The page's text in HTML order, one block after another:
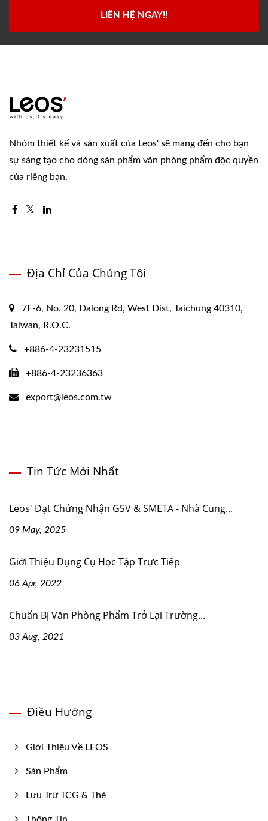
LIÊN HỆ NGAY!!
Nhóm thiết kế và sản xuất của Leos' sẽ mang đến cho bạn
sự sáng tạo cho dòng sản phẩm văn phòng phẩm độc quyền
của riêng bạn.
Địa Chỉ Của Chúng Tôi
7F-6, No. 20, Dalong Rd, West Dist, Taichung 40310,
Taiwan, R.O.C.
+886-4-23231515
+886-4-23236363
export@leos.com.tw
Tin Tức Mới Nhất
Leos' Đạt Chứng Nhận GSV & SMETA - Nhà Cung...
09 May, 2025
Giới Thiệu Dụng Cụ Học Tập Trực Tiếp
06 Apr, 2022
Chuẩn Bị Văn Phòng Phẩm Trở Lại Trường...
03 Aug, 2021
Điều Hướng
Giới Thiệu Về LEOS
Sản Phẩm
Lưu Trữ TCG & Thẻ
Thông Tin